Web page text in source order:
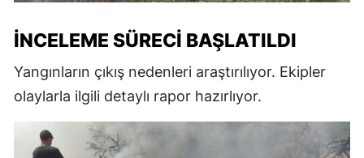
İNCELEME SÜRECI BAŞLATILDI
Yangınların çıkış nedenleri araştırılıyor. Ekipler
olaylarla ilgili detaylı rapor hazırlıyor.